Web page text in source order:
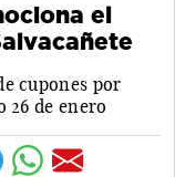
el
cupones por
26 de enero